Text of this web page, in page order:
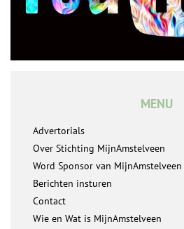
MENU
Advertorials
Over Stichting MijnAmstelveen
Word Sponsor van MijnAmstelveen
Berichten insturen
Contact
Wie en Wat is MijnAmstelveen